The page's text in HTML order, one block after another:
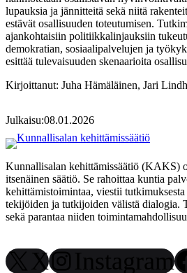
lupauksia ja jännitteitä sekä niitä
estävät osallisuuden toteutumisen.
ajankohtaisiin politiikkalinjauksiin
demokratian, sosiaalipalvelujen ja
esittää tulevaisuuden skenaarioita
Kirjoittanut: Juha Hämäläinen, Jari
Julkaisu:08.01.2026
Kunnallisalan kehittämissäätiö (KAKS)
itsenäinen säätiö. Se rahoittaa kuntia
kehittämistoimintaa, viestii
tekijöiden ja tutkijoiden välistä dialogia.
sekä parantaa niiden
X Instagram